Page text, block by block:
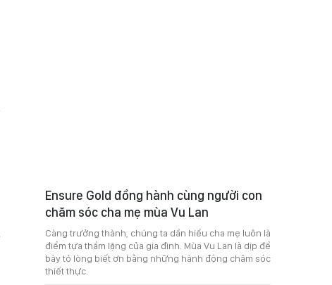
Ensure Gold đồng hành cùng người con
chăm sóc cha mẹ mùa Vu Lan
Càng trưởng thành, chúng ta dần hiểu cha mẹ luôn là
điểm tựa thầm lặng của gia đình. Mùa Vu Lan là dịp để
bày tỏ lòng biết ơn bằng những hành động chăm sóc
thiết thực.